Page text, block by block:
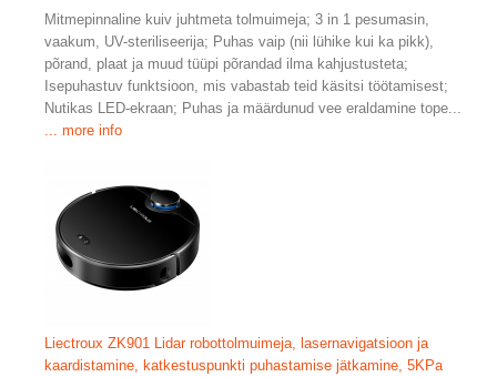
Mitmepinnaline kuiv juhtmeta tolmuimeja; 3 in 1 pesumasin,
vaakum, UV-steriliseerija; Puhas vaip (nii lühike kui ka pikk),
põrand, plaat ja muud tüüpi põrandad ilma kahjustusteta;
Isepuhastuv funktsioon, mis vabastab teid käsitsi töötamisest;
Nutikas LED-ekraan; Puhas ja määrdunud vee eraldamine tope...
... more info
Liectroux ZK901 Lidar robottolmuimeja, lasernavigatsioon ja
kaardistamine, katkestuspunkti puhastamise jätkamine, 5KPa